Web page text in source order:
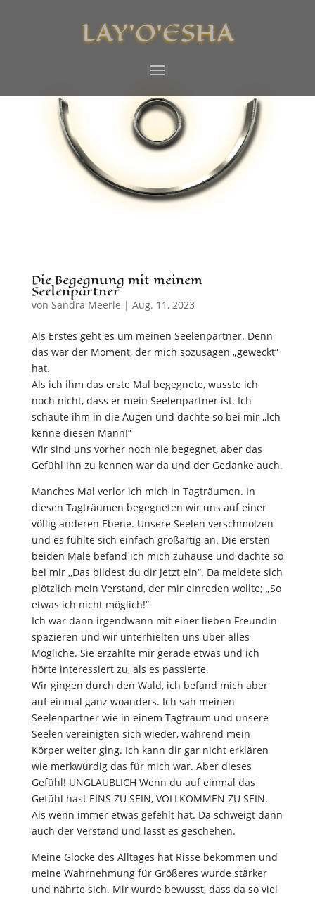
LAY’O’ESHA
Die Begegnung mit meinem
Seelenpartner
von Sandra Meerle | Aug. 11, 2023
Als Erstes geht es um meinen Seelenpartner. Denn
das war der Moment, der mich sozusagen „geweckt“
hat.
Als ich ihm das erste Mal begegnete, wusste ich
noch nicht, dass er mein Seelenpartner ist. Ich
schaute ihm in die Augen und dachte so bei mir ,,Ich
kenne diesen Mann!“
Wir sind uns vorher noch nie begegnet, aber das
Gefühl ihn zu kennen war da und der Gedanke auch.
Manches Mal verlor ich mich in Tagträumen. In
diesen Tagträumen begegneten wir uns auf einer
völlig anderen Ebene. Unsere Seelen verschmolzen
und es fühlte sich einfach großartig an. Die ersten
beiden Male befand ich mich zuhause und dachte so
bei mir ,,Das bildest du dir jetzt ein“. Da meldete sich
plötzlich mein Verstand, der mir einreden wollte; „So
etwas ich nicht möglich!“
Ich war dann irgendwann mit einer lieben Freundin
spazieren und wir unterhielten uns über alles
Mögliche. Sie erzählte mir gerade etwas und ich
hörte interessiert zu, als es passierte.
Wir gingen durch den Wald, ich befand mich aber
auf einmal ganz woanders. Ich sah meinen
Seelenpartner wie in einem Tagtraum und unsere
Seelen vereinigten sich wieder, während mein
Körper weiter ging. Ich kann dir gar nicht erklären
wie merkwürdig das für mich war. Aber dieses
Gefühl! UNGLAUBLICH Wenn du auf einmal das
Gefühl hast EINS ZU SEIN, VOLLKOMMEN ZU SEIN.
Als wenn immer etwas gefehlt hat. Da schweigt dann
auch der Verstand und lässt es geschehen.
Meine Glocke des Alltages hat Risse bekommen und
meine Wahrnehmung für Größeres wurde stärker
und nährte sich. Mir wurde bewusst, dass da so viel